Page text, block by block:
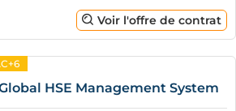
Voir l'offre de contrat
HSE Management System